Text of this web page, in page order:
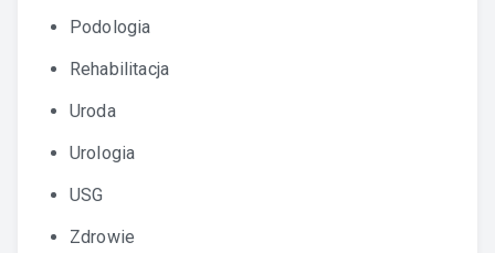
Podologia
Rehabilitacja
Uroda
Urologia
USG
Zdrowie